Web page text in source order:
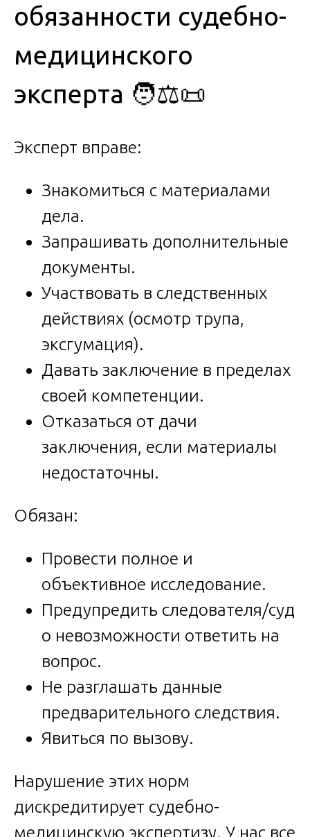
обязанности судебно-
медицинского
эксперта 🧑⚖️📜
Эксперт вправе:
Знакомиться с материалами
дела.
Запрашивать дополнительные
документы.
Участвовать в следственных
действиях (осмотр трупа,
эксгумация).
Давать заключение в пределах
своей компетенции.
Отказаться от дачи
заключения, если материалы
недостаточны.
Обязан:
Провести полное и
объективное исследование.
Предупредить следователя/суд
о невозможности ответить на
вопрос.
Не разглашать данные
предварительного следствия.
Явиться по вызову.
Нарушение этих норм
дискредитирует судебно-
медицинскую экспертизу. У нас все